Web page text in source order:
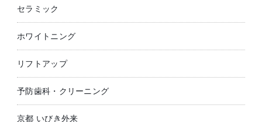
セラミック
ホワイトニング
リフトアップ
予防歯科・クリーニング
京都 いびき外来